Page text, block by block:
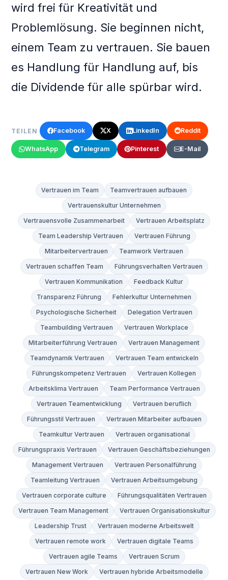
wird frei für Kreativität und
Problemlösung. Sie beginnen nicht,
einem Team zu vertrauen. Sie bauen
es Handlung für Handlung auf, bis
die Dividende für alle spürbar wird.
TEILEN Facebook X LinkedIn Reddit
WhatsApp Telegram Pinterest E-Mail
Vertrauen im Team
Teamvertrauen aufbauen
Vertrauenskultur Unternehmen
Vertrauensvolle Zusammenarbeit
Vertrauen Arbeitsplatz
Team Leadership Vertrauen
Vertrauen Führung
Mitarbeitervertrauen
Teamwork Vertrauen
Vertrauen schaffen Team
Führungsverhalten Vertrauen
Vertrauen Kommunikation
Feedback Kultur
Transparenz Führung
Fehlerkultur Unternehmen
Psychologische Sicherheit
Delegation Vertrauen
Teambuilding Vertrauen
Vertrauen Workplace
Mitarbeiterführung Vertrauen
Vertrauen Management
Teamdynamik Vertrauen
Vertrauen Team entwickeln
Führungskompetenz Vertrauen
Vertrauen Kollegen
Arbeitsklima Vertrauen
Team Performance Vertrauen
Vertrauen Teamentwicklung
Vertrauen beruflich
Führungsstil Vertrauen
Vertrauen Mitarbeiter aufbauen
Teamkultur Vertrauen
Vertrauen organisational
Führungspraxis Vertrauen
Vertrauen Geschäftsbeziehungen
Management Vertrauen
Vertrauen Personalführung
Teamleitung Vertrauen
Vertrauen Arbeitsumgebung
Vertrauen corporate culture
Führungsqualitäten Vertrauen
Vertrauen Team Management
Vertrauen Organisationskultur
Leadership Trust
Vertrauen moderne Arbeitswelt
Vertrauen remote work
Vertrauen digitale Teams
Vertrauen agile Teams
Vertrauen Scrum
Vertrauen New Work
Vertrauen hybride Arbeitsmodelle